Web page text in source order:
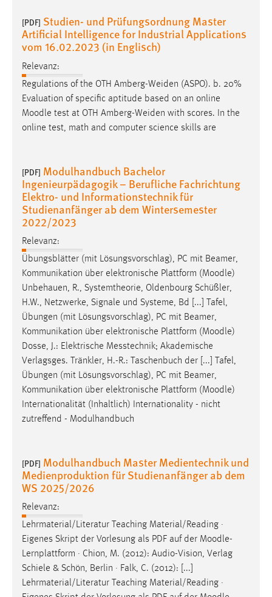
[PDF] Studien- und Prüfungsordnung Master
Artificial Intelligence for Industrial Applications
vom 16.02.2023 (in Englisch)
Relevanz:
Regulations of the OTH Amberg-Weiden (ASPO). b. 20%
Evaluation of specific aptitude based on an online
Moodle test at OTH Amberg-Weiden with scores. In the
online test, math and computer science skills are
[PDF] Modulhandbuch Bachelor
Ingenieurpädagogik – Berufliche Fachrichtung
Elektro- und Informationstechnik für
Studienanfänger ab dem Wintersemester
2022/2023
Relevanz:
Übungsblätter (mit Lösungsvorschlag), PC mit Beamer,
Kommunikation über elektronische Plattform (Moodle)
Unbehauen, R., Systemtheorie, Oldenbourg Schüßler,
H.W., Netzwerke, Signale und Systeme, Bd [...] Tafel,
Übungen (mit Lösungsvorschlag), PC mit Beamer,
Kommunikation über elektronische Plattform (Moodle)
Dosse, J.: Elektrische Messtechnik; Akademische
Verlagsges. Tränkler, H.-R.: Taschenbuch der [...] Tafel,
Übungen (mit Lösungsvorschlag), PC mit Beamer,
Kommunikation über elektronische Plattform (Moodle)
Internationalität (Inhaltlich) Internationality - nicht
zutreffend - Modulhandbuch
[PDF] Modulhandbuch Master Medientechnik und
Medienproduktion für Studienanfänger ab dem
WS 2025/2026
Relevanz:
Lehrmaterial/Literatur Teaching Material/Reading ·
Eigenes Skript der Vorlesung als PDF auf der Moodle-
Lernplattform · Chion, M. (2012): Audio-Vision, Verlag
Schiele & Schön, Berlin · Falk, C. (2012): [...]
Lehrmaterial/Literatur Teaching Material/Reading ·